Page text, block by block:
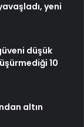
yeni
düşük
10
altın